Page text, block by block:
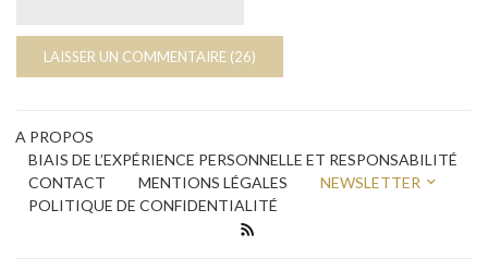
A PROPOS
BIAIS DE L’EXPÉRIENCE PERSONNELLE ET RESPONSABILITÉ
CONTACT
MENTIONS LÉGALES
NEWSLETTER
POLITIQUE DE CONFIDENTIALITÉ